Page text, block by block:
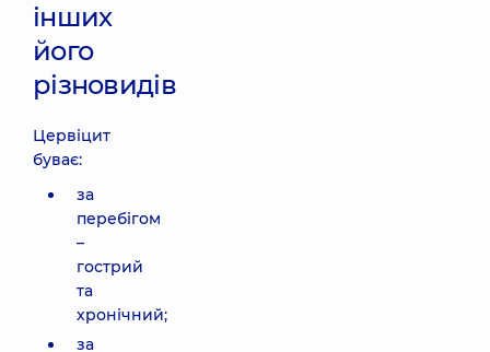
інших
його
різновидів
Цервіцит
буває:
за
перебігом
–
гострий
та
хронічний;
за